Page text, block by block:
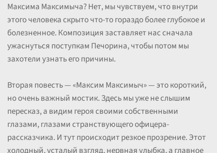
Максима Максимыча? Нет, мы чувствуем, что внутри
этого человека скрыто что-то гораздо более глубокое и
болезненное. Композиция заставляет нас сначала
ужаснуться поступкам Печорина, чтобы потом мы
захотели узнать его причины.
Вторая повесть — «Максим Максимыч» — это короткий,
но очень важный мостик. Здесь мы уже не слышим
пересказ, а видим героя своими собственными
глазами, глазами странствующего офицера-
рассказчика. И тут происходит резкое прозрение. Этот
холодный, усталый взгляд, нервная улыбка, а главное